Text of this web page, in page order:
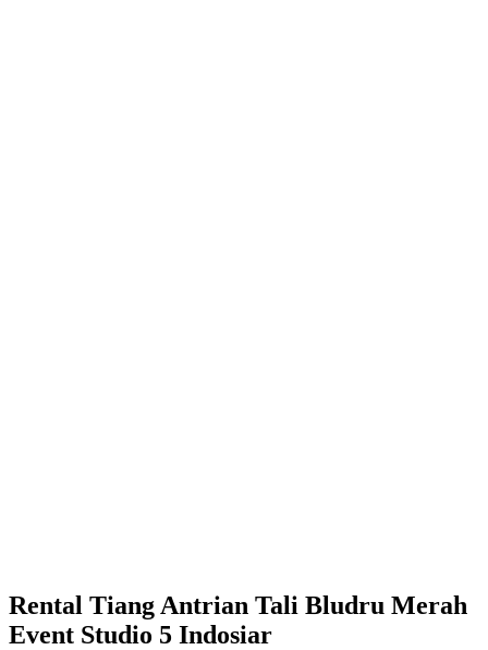
Rental Tiang Antrian Tali Bludru Merah
Event Studio 5 Indosiar